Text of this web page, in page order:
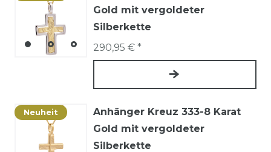
Gold mit vergoldeter
Silberkette
290,95 € *
Neuheit
Anhänger Kreuz 333-8 Karat
Gold mit vergoldeter
Silberkette